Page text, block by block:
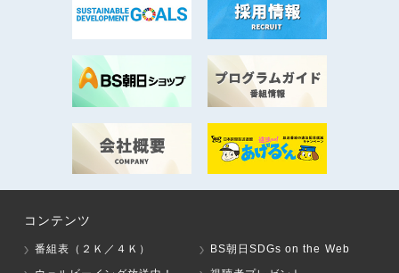
コンテンツ
番組表（２Ｋ／４Ｋ）
BS朝日SDGs on the Web